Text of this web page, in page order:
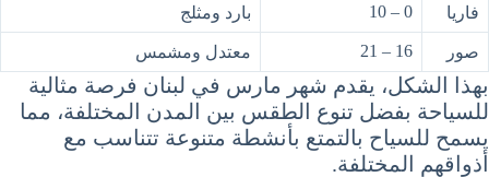
فاريا 0 – 10 بارد ومثلج
صور 16 – 21 معتدل ومشمس
بهذا الشكل، يقدم شهر مارس في لبنان فرصة مثالية
للسياحة بفضل تنوع الطقس بين المدن المختلفة، مما
يسمح للسياح بالتمتع بأنشطة متنوعة تتناسب مع
أذواقهم المختلفة.